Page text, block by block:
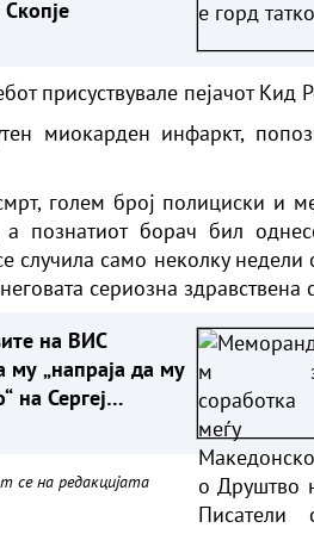
Скопје
присуствувале пејачот
миокарден инфаркт,
голем број полициски и
познатиот борач бил
случила само неколку недели
сериозна здравствена
на ВИС
му „напраја да му
на Сергеј
се на редакцијата